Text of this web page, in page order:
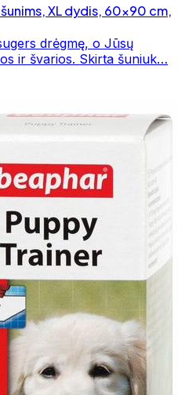
XL dydis, 60×90 cm,
drėgmę, o Jūsų
ir švarios. Skirta šuniuk…